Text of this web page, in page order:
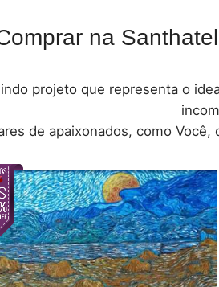
na
projeto que representa o
de apaixonados, como